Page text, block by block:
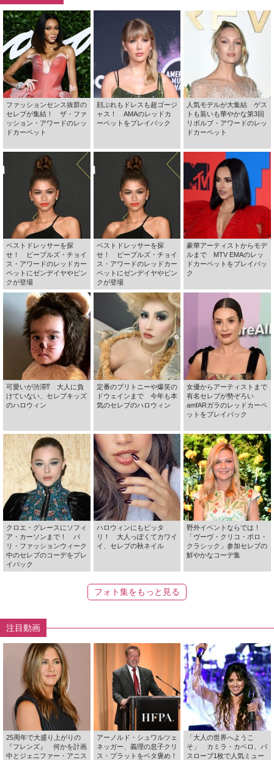
ファッションセンス抜群の
セレブが集結！ ザ・ファ
ッション・アワードのレッ
ドカーペット
顔ぶれもドレスも超ゴージ
ャス！ AMAのレッドカ
ーペットをプレイバック
人気モデルが大集結 ゲス
トも装いも華やかな第3回
リボルブ・アワードのレッ
ドカーペット
ベストドレッサーを探
せ！ ピープルズ・チョイ
ス・アワードのレッドカー
ペットにゼンデイヤやピン
クが登場
ベストドレッサーを探
せ！ ピープルズ・チョイ
ス・アワードのレッドカー
ペットにゼンデイヤやピン
クが登場
豪華アーティストからモデ
ルまで MTV EMAのレッ
ドカーペットをプレイバッ
ク
可愛いが渋滞⁉ 大人に負
けていない、セレブキッズ
のハロウィン
定番のブリトニーや爆笑の
ドウェインまで 今年も本
気のセレブのハロウィン
女優からアーティストまで
有名セレブが勢ぞろい
amfARガラのレッドカーペ
ットをプレイバック
クロエ・グレースにソフィ
ア・カーソンまで！ パ
リ・ファッションウィーク
中のセレブのコーデをプレ
イバック
ハロウィンにもピッタ
リ！ 大人っぽくてカワイ
イ、セレブの秋ネイル
野外イベントならでは！
「ヴーヴ・クリコ・ポロ・
クラシック」参加セレブの
鮮やかなコーデ集
フォト集をもっと見る
注目動画
25周年で大盛り上がりの
『フレンズ』 何かを計画
中とジェニファー・アニス
アーノルド・シュワルツェ
ネッガー、義理の息子クリ
ス・プラットをベタ褒め！
「大人の世界へようこ
そ」 カミラ・カベロ、バ
スローブ1枚で人気ミュー